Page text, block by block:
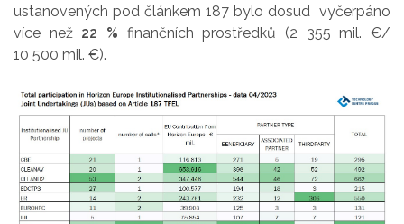
ustanovených pod článkem 187 bylo dosud vyčerpáno
více než 22 % finančních prostředků (2 355 mil. €/
10 500 mil. €).